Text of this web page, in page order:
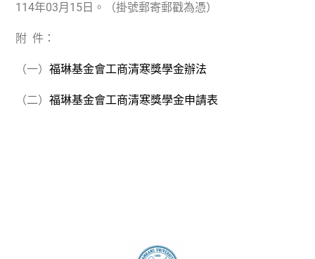
114年03月 15 日。（掛號郵寄郵戳為憑）
附 件：
（一） 福琳基金會工商清寒獎學金辦法
（二） 福琳基金會工商清寒獎學金申請表